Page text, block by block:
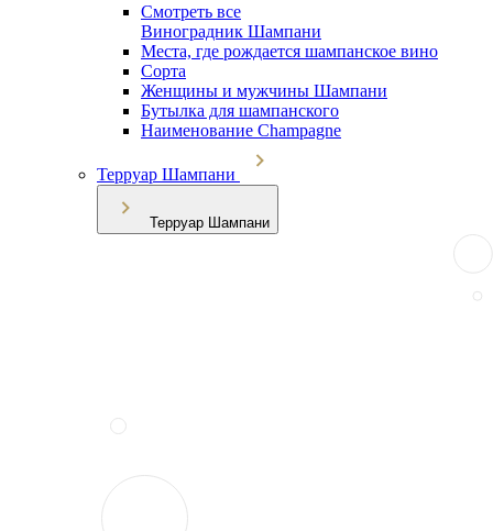
Смотреть все
Виноградник Шампани
Места, где рождается шампанское вино
Сорта
Женщины и мужчины Шампани
Бутылка для шампанского
Наименование Champagne
Терруар Шампани
Терруар Шампани